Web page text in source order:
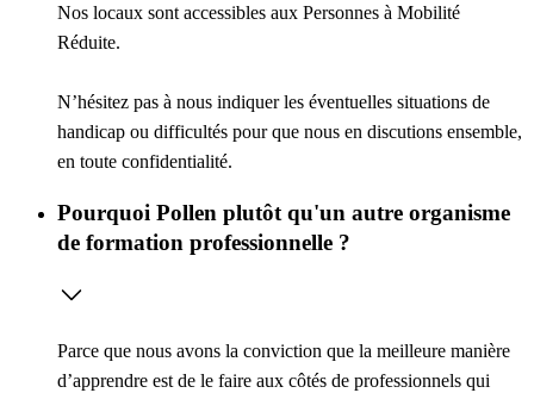
Nos locaux sont accessibles aux Personnes à Mobilité
Réduite.
N’hésitez pas à nous indiquer les éventuelles situations de
handicap ou difficultés pour que nous en discutions ensemble,
en toute confidentialité.
Pourquoi Pollen plutôt qu'un autre organisme
de formation professionnelle ?
Parce que nous avons la conviction que la meilleure manière
d’apprendre est de le faire aux côtés de professionnels qui